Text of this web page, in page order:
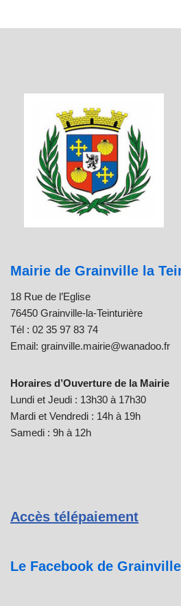
Mairie de Grainville la
18 Rue de l’Eglise
76450 Grainville-la-Teinturière
Tél : 02 35 97 83 74
Email: grainville.mairie@wanadoo.fr
Horaires d’Ouverture de la Mairie
Lundi et Jeudi : 13h30 à 17h30
Mardi et Vendredi : 14h à 19h
Samedi : 9h à 12h
Accès télépaiement
Le Facebook de Grainville